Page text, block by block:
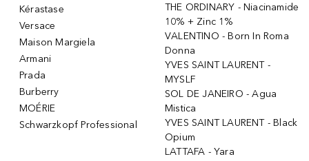
Kérastase
Versace
Maison Margiela
Armani
Prada
Burberry
MOÉRIE
Schwarzkopf Professional
THE ORDINARY - Niacinamide
10% + Zinc 1%
VALENTINO - Born In Roma
Donna
YVES SAINT LAURENT -
MYSLF
SOL DE JANEIRO - Agua
Mistica
YVES SAINT LAURENT - Black
Opium
LATTAFA - Yara